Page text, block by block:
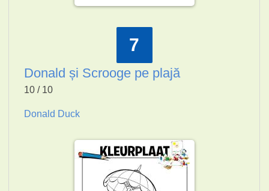
7
Donald și Scrooge pe plajă
10 / 10
Donald Duck